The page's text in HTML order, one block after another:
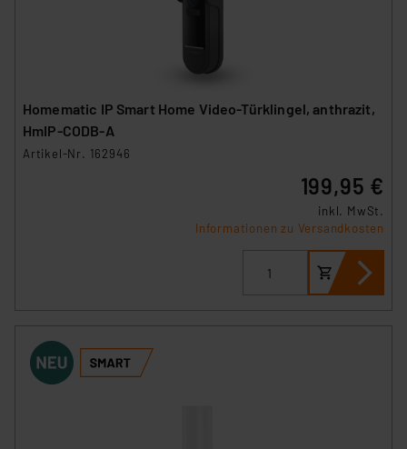
Homematic IP Smart Home Video-Türklingel, anthrazit,
HmIP-CODB-A
Artikel-Nr. 162946
199,95 €
inkl. MwSt.
Informationen zu Versandkosten